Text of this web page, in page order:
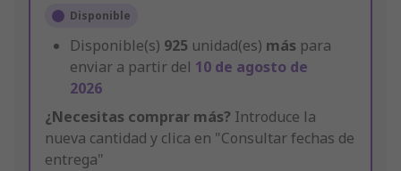
Disponible
Disponible(s) 925 unidad(es) más para
enviar a partir del 10 de agosto de
2026
¿Necesitas comprar más? Introduce la
nueva cantidad y clica en "Consultar fechas de
entrega"